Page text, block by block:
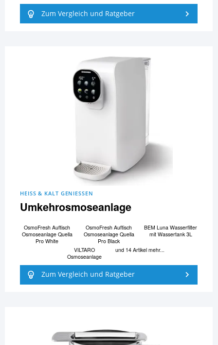
Zum Vergleich und Ratgeber
HEISS & KALT GENIESSEN
Umkehrosmoseanlage
OsmoFresh Auftisch
Osmoseanlage Quella
Pro White
OsmoFresh Auftisch
Osmoseanlage Quella
Pro Black
BEM Luna Wasserfilter
mit Wassertank 3L
VILTARO
Osmoseanlage
und 14 Artikel mehr...
Zum Vergleich und Ratgeber